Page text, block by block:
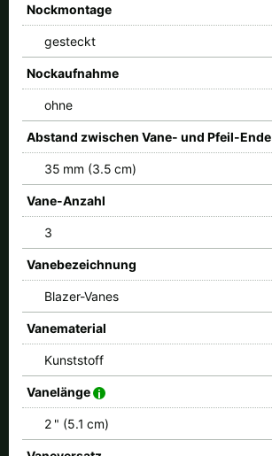
Nockmontage
gesteckt
Nockaufnahme
ohne
Abstand zwischen Vane- und Pfeil-Ende
35 mm (3.5 cm)
Vane-Anzahl
3
Vanebezeichnung
Blazer-Vanes
Vanematerial
Kunststoff
Vanelänge
2 " (5.1 cm)